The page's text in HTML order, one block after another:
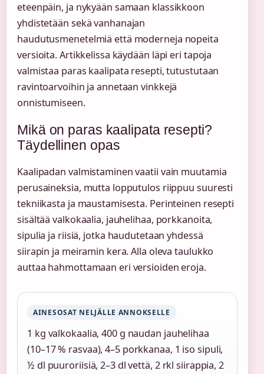
eteenpäin, ja nykyään samaan klassikkoon
yhdistetään sekä vanhanajan
haudutusmenetelmiä että moderneja nopeita
versioita. Artikkelissa käydään läpi eri tapoja
valmistaa paras kaalipata resepti, tutustutaan
ravintoarvoihin ja annetaan vinkkejä
onnistumiseen.
Mikä on paras kaalipata resepti?
Täydellinen opas
Kaalipadan valmistaminen vaatii vain muutamia
perusaineksia, mutta lopputulos riippuu suuresti
tekniikasta ja maustamisesta. Perinteinen resepti
sisältää valkokaalia, jauhelihaa, porkkanoita,
sipulia ja riisiä, jotka haudutetaan yhdessä
siirapin ja meiramin kera. Alla oleva taulukko
auttaa hahmottamaan eri versioiden eroja.
AINESOSAT NELJÄLLE ANNOKSELLE
1 kg valkokaalia, 400 g naudan jauhelihaa
(10–17 % rasvaa), 4–5 porkkanaa, 1 iso sipuli,
½ dl puuroriisiä, 2–3 dl vettä, 2 rkl siirappia, 2